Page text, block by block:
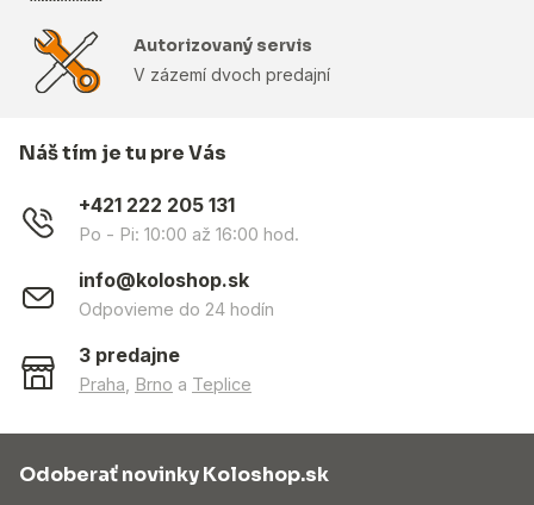
Autorizovaný servis
V zázemí dvoch predajní
Náš tím je tu pre Vás
+421 222 205 131
Po - Pi: 10:00 až 16:00 hod.
info@koloshop.sk
Odpovieme do 24 hodín
3 predajne
Praha Brno a Teplice
Odoberať novinky Koloshop.sk